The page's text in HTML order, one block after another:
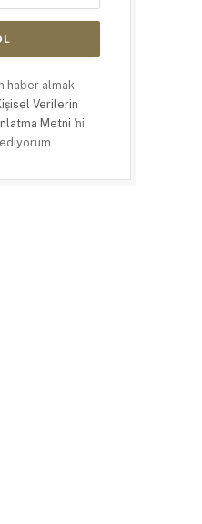
haber almak
Verilerin
Metni 'ni